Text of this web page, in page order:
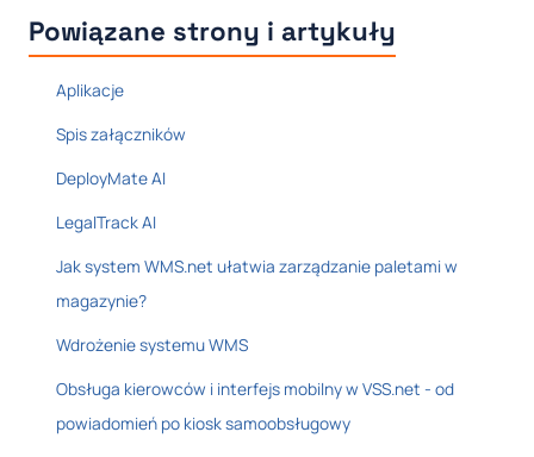
Powiązane strony i artykuły
Aplikacje
Spis załączników
DeployMate AI
LegalTrack AI
Jak system WMS.net ułatwia zarządzanie paletami w
magazynie?
Wdrożenie systemu WMS
Obsługa kierowców i interfejs mobilny w VSS.net - od
powiadomień po kiosk samoobsługowy